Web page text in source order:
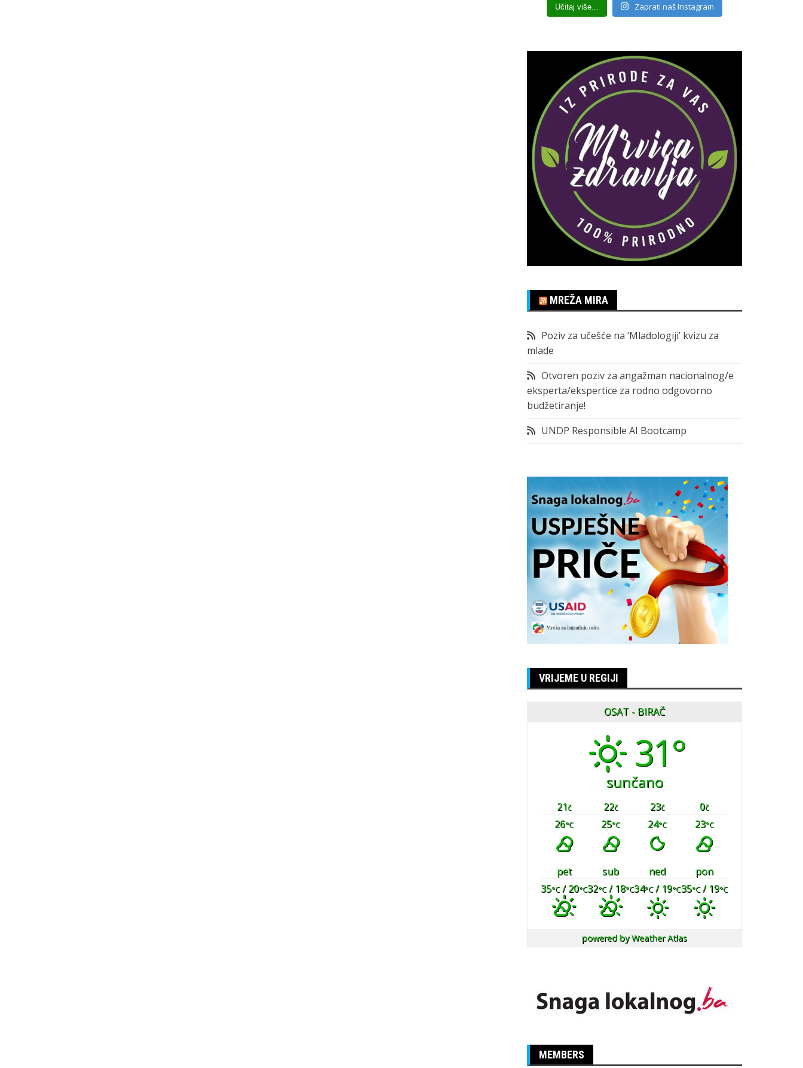
Učitaj više... Zaprati naš Instagram
MREŽA MIRA
Poziv za učešće na ‘Mladologiji’ kvizu za
mlade
Otvoren poziv za angažman nacionalnog/e
eksperta/ekspertice za rodno odgovorno
budžetiranje!
UNDP Responsible AI Bootcamp
VRIJEME U REGIJI
OSAT - BIRAČ
31°
sunčano
21č 22č 23č 0č
26°C 25°C 24°C 23°C
pet sub ned
pon
35°C/ 20°C32°C/ 18°C34°C/ 19°C35°C/ 19°C
powered byWeather Atlas
MEMBERS